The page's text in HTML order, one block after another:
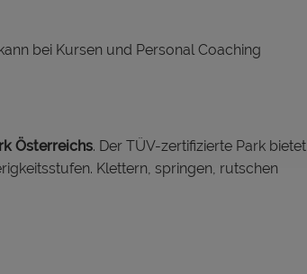
bei Kursen und Personal Coaching
Österreichs. Der TÜV-zertifizierte Park bietet
Klettern, springen, rutschen